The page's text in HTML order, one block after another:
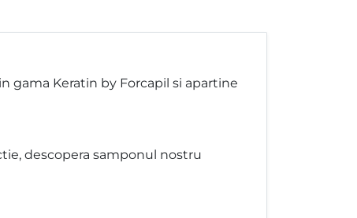
gama Keratin by Forcapil si apartine
descopera samponul nostru